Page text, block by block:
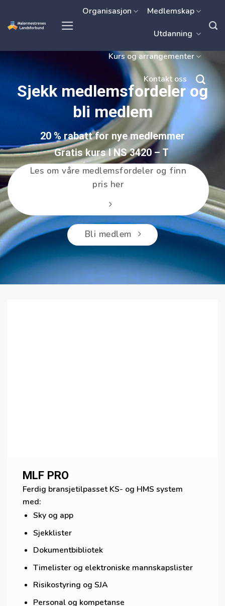
Organisasjon Medlemskap
Utdanning
Kurs og arrangementer
Kontakt oss
Sjekk medlemsfordeler og
bli medlem
20 % rabatt for nye medlemmer
Gratis kurs I NS 3420 – T
Les om våre medlemsfordeler og finn
pris her
Bli medlem
MLF PRO
Ferdig bransjetilpasset KS- og HMS system
med:
Sky og app
Sjekklister
Dokumentbibliotek
Timelister og elektroniske mannskapslister
Risikostyring og SJA
Personal og kompetanse